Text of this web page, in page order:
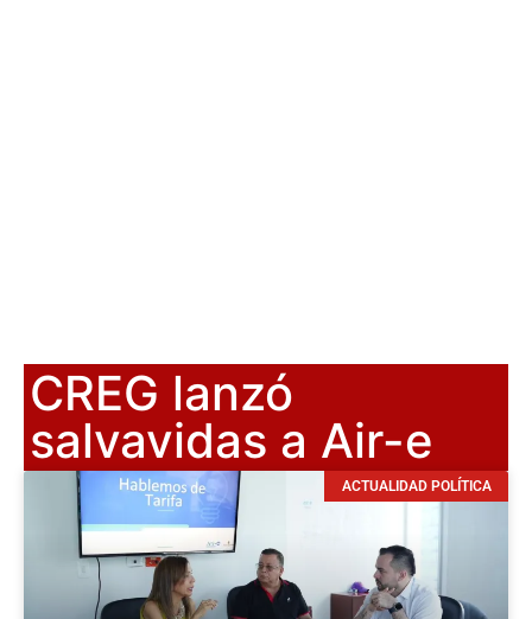
CREG lanzó
salvavidas a Air-e
ACTUALIDAD POLÍTICA